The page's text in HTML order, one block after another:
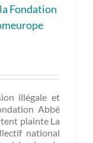
Fondation
illégale et
Abbé
plainte La
national